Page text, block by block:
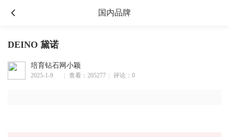
国内品牌
DEINO 黛诺
培育钻石网小颖
2025-1-9
查看：205277 评论：0